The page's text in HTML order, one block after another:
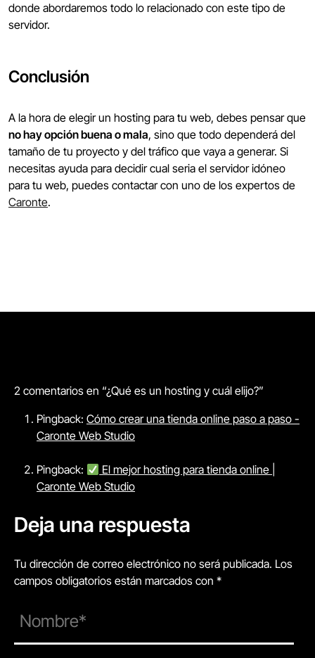
donde abordaremos todo lo relacionado con este tipo de
servidor.
Conclusión
A la hora de elegir un hosting para tu web, debes pensar que
no hay opción buena o mala, sino que todo dependerá del
tamaño de tu proyecto y del tráfico que vaya a generar. Si
necesitas ayuda para decidir cual seria el servidor idóneo
para tu web, puedes contactar con uno de los expertos de
Caronte.
2 comentarios en “¿Qué es un hosting y cuál elijo?”
Pingback: Cómo crear una tienda online paso a paso -
Caronte Web Studio
Pingback:
El mejor hosting para tienda online |
Caronte Web Studio
Deja una respuesta
Tu dirección de correo electrónico no será publicada. Los
campos obligatorios están marcados con *